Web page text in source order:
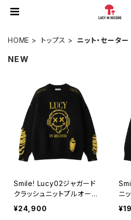
HOME トップス ニット・セーター
NEW
Smile! Lucy02ジャガード
クラッシュニットプルオーバ
ー lmtd-006
¥24,900
ニ
05